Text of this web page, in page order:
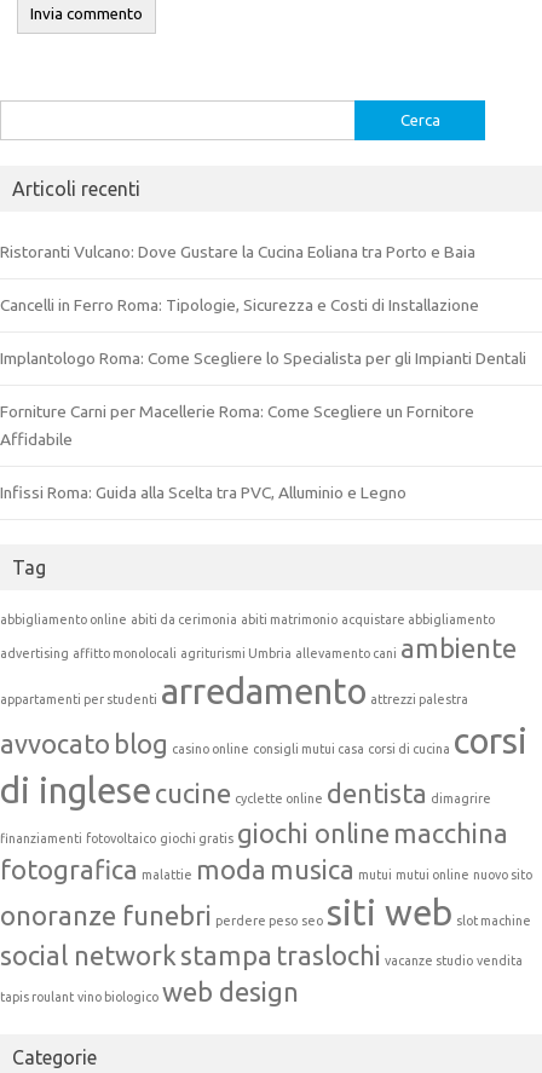
per:
Articoli recenti
Ristoranti Vulcano: Dove Gustare la Cucina Eoliana tra Porto e Baia
Cancelli in Ferro Roma: Tipologie, Sicurezza e Costi di Installazione
Implantologo Roma: Come Scegliere lo Specialista per gli Impianti Dentali
Forniture Carni per Macellerie Roma: Come Scegliere un Fornitore
Affidabile
Infissi Roma: Guida alla Scelta tra PVC, Alluminio e Legno
Tag
abbigliamento online abiti da cerimonia abiti matrimonio acquistare abbigliamento
advertising affitto monolocali agriturismi Umbria allevamento cani ambiente
appartamenti per studenti arredamento attrezzi palestra
avvocato blog casino online consigli mutui casa corsi di cucina corsi
di inglese cucine cyclette online dentista dimagrire
finanziamenti fotovoltaico giochi gratis giochi online macchina
fotografica malattie moda musica mutui mutui online nuovo sito
onoranze funebri perdere peso seo siti web slot machine
social network stampa traslochi vacanze studio vendita
tapis roulant vino biologico web design
Categorie